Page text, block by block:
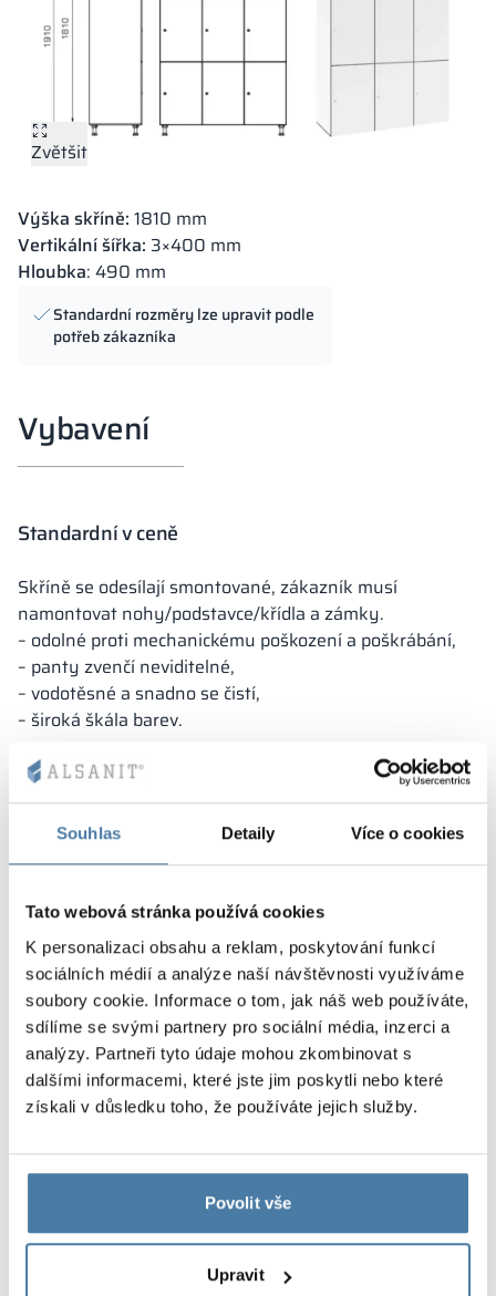
Souhlas Detaily Více o cookies
Tato webová stránka používá cookies
K personalizaci obsahu a reklam, poskytování funkcí
sociálních médií a analýze naší návštěvnosti využíváme
soubory cookie. Informace o tom, jak náš web používáte,
sdílíme se svými partnery pro sociální média, inzerci a
analýzy. Partneři tyto údaje mohou zkombinovat s
dalšími informacemi, které jste jim poskytli nebo které
získali v důsledku toho, že používáte jejich služby.
Povolit vše
Upravit
Zvětšit
Výška skříně: 1810 mm
Vertikální šířka: 3×400 mm
Hloubka: 490 mm
Standardní rozměry lze upravit podle
potřeb zákazníka
Vybavení
Standardní v ceně
Skříně se odesílají smontované, zákazník musí
namontovat nohy/podstavce/křídla a zámky.
– odolné proti mechanickému poškození a poškrábání,
– panty zvenčí neviditelné,
– vodotěsné a snadno se čistí,
– široká škála barev.